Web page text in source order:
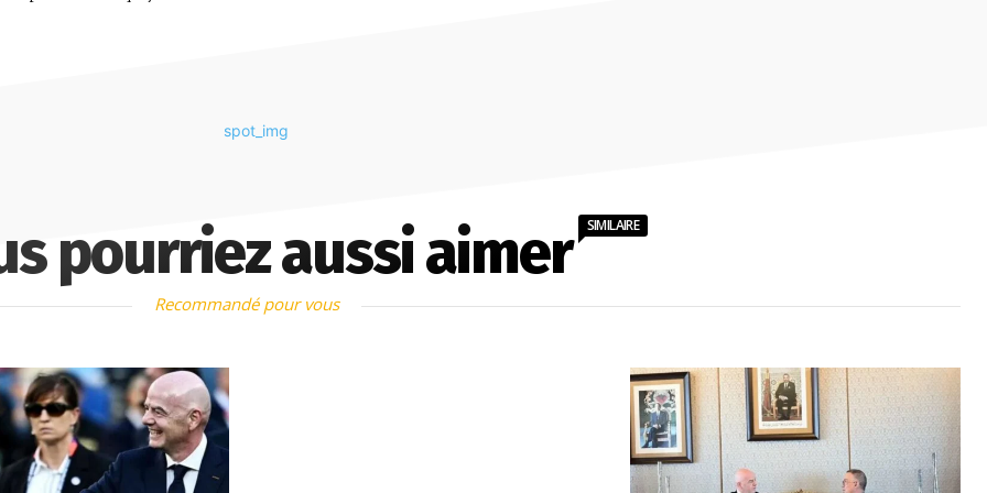
pourriez aussi aimer SIMILAIRE
Recommandé pour vous